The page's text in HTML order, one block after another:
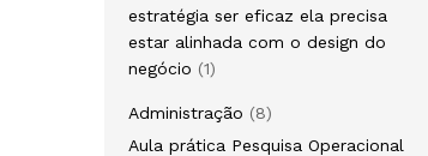
estratégia ser eficaz ela precisa
estar alinhada com o design do
negócio
11
Administração
88
produtos
Aula prática Pesquisa Operacional